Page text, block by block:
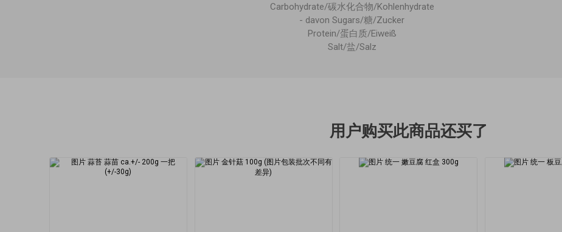
Carbohydrate/碳水化合物/Kohlenhydrate
- davon Sugars/糖/Zucker
Protein/蛋白质/Eiweiß
Salt/盐/Salz
用户购买此商品还买了